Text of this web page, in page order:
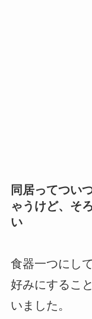
同居ってつい
ゃうけど、そ
い
食器一つにし
好みにするこ
いました。